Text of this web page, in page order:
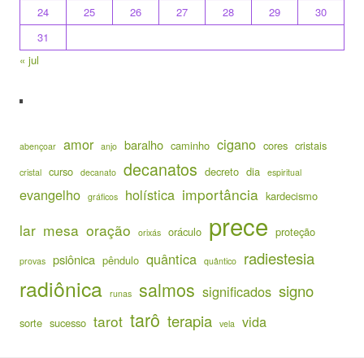
24
25 26 27 28 29
30
31
« jul
abençoar amor anjo baralho caminho cigano cores cristais
cristal curso decanato decanatos decreto dia espiritual
evangelho gráficos holística importância kardecismo
lar mesa oração orixás oráculo prece proteção
provas psiônica pêndulo quântica quântico radiestesia
radiônica runas salmos significados signo
sorte sucesso tarot tarô terapia vela vida